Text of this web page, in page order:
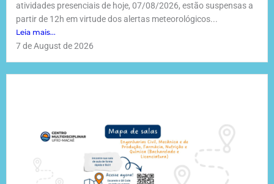
atividades presenciais de hoje, 07/08/2026, estão suspensas a
partir de 12h em virtude dos alertas meteorológicos...
Leia mais...
7 de August de 2026